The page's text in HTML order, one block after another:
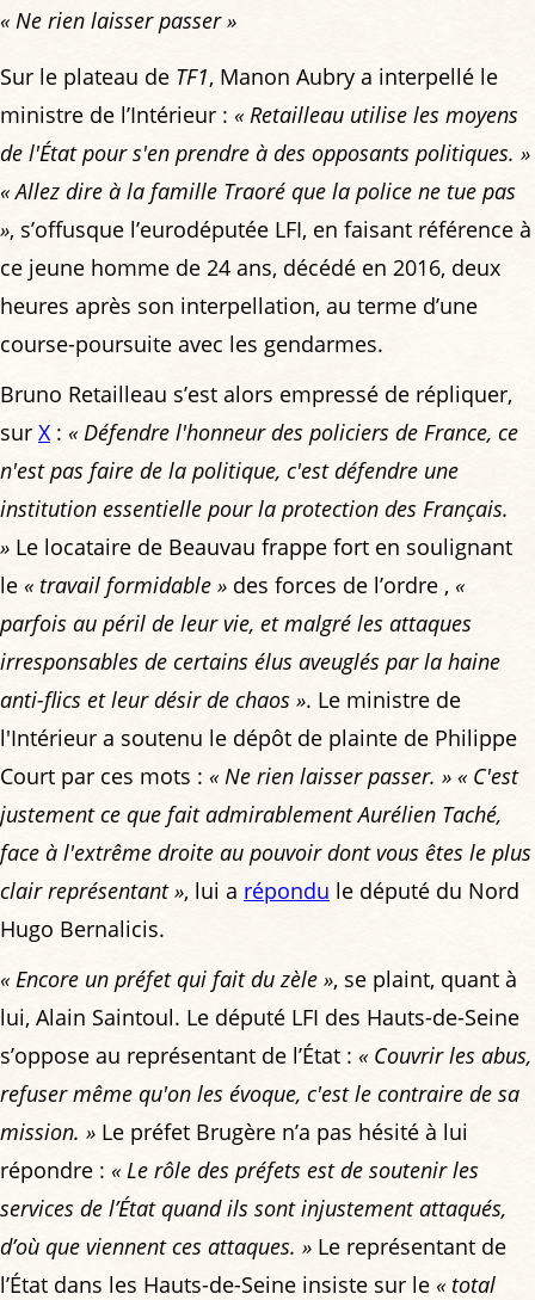
« Ne rien laisser passer »
Sur le plateau de TF1, Manon Aubry a interpellé le
ministre de l’Intérieur : « Retailleau utilise les moyens
de l'État pour s'en prendre à des opposants politiques. »
« Allez dire à la famille Traoré que la police ne tue pas
», s’offusque l’eurodéputée LFI, en faisant référence à
ce jeune homme de 24 ans, décédé en 2016, deux
heures après son interpellation, au terme d’une
course-poursuite avec les gendarmes.
Bruno Retailleau s’est alors empressé de répliquer,
sur X: « Défendre l'honneur des policiers de France, ce
n'est pas faire de la politique, c'est défendre une
institution essentielle pour la protection des Français.
» Le locataire de Beauvau frappe fort en soulignant
le « travail formidable » des forces de l’ordre , «
parfois au péril de leur vie, et malgré les attaques
irresponsables de certains élus aveuglés par la haine
anti-flics et leur désir de chaos ». Le ministre de
l'Intérieur a soutenu le dépôt de plainte de Philippe
Court par ces mots : « Ne rien laisser passer. » « C'est
justement ce que fait admirablement Aurélien Taché,
face à l'extrême droite au pouvoir dont vous êtes le plus
clair représentant », lui a répondu le député du Nord
Hugo Bernalicis.
« Encore un préfet qui fait du zèle », se plaint, quant à
lui, Alain Saintoul. Le député LFI des Hauts-de-Seine
s’oppose au représentant de l’État : « Couvrir les abus,
refuser même qu'on les évoque, c'est le contraire de sa
mission. » Le préfet Brugère n’a pas hésité à lui
répondre : « Le rôle des préfets est de soutenir les
services de l’État quand ils sont injustement attaqués,
d’où que viennent ces attaques. » Le représentant de
l’État dans les Hauts-de-Seine insiste sur le « total